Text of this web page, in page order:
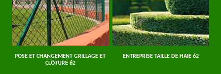
POSE ET CHANGEMENT GRILLAGE ET
CLÔTURE 62
ENTREPRISE TAILLE DE HAIE 62